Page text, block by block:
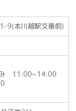
9(本川越駅交番前)
み 11:00~14:00